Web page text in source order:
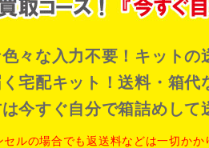
々な入力不要！キット
宅配キット！送料・箱代
今すぐ自分で箱詰めして
ルの場合でも返送料などは一切かか